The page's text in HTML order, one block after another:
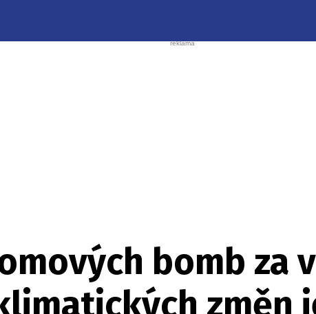
bomb za
změn